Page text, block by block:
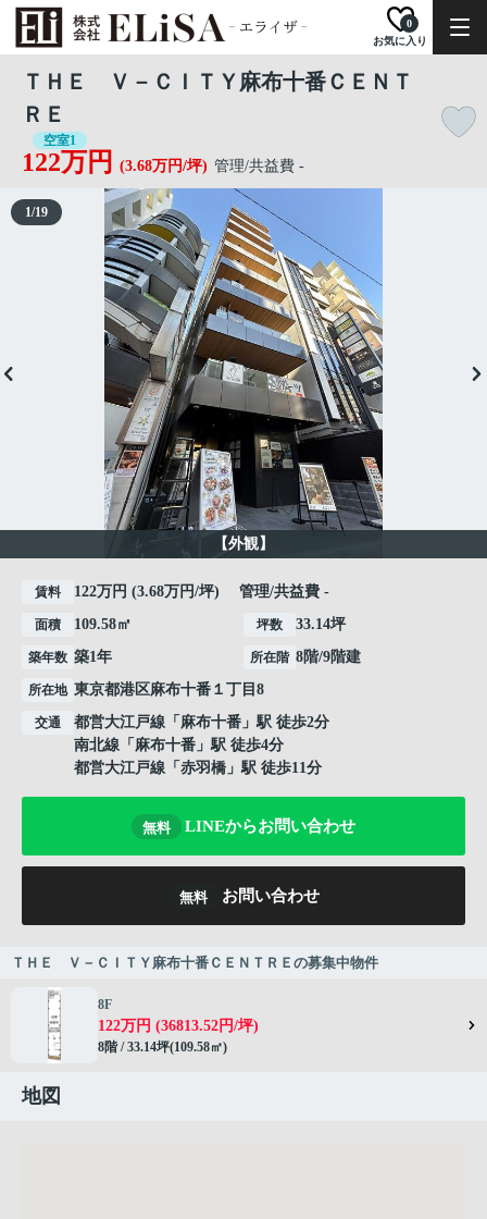
お気に入り
0
ＴＨＥ Ｖ－ＣＩＴＹ麻布十番ＣＥＮＴ
ＲＥ
空室1
122万円 (3.68万円/坪) 管理/共益費 -
【外観】
1/19
賃料 122万円 (3.68万円/坪) 管理/共益費 -
面積 109.58㎡ 坪数 33.14坪
築年数 築1年 所在階 8階/9階建
所在地 東京都港区麻布十番 １丁目8
交通 都営大江戸線 「 麻布十番 」駅 徒歩2分
南北線 「 麻布十番 」駅 徒歩4分
都営大江戸線 「 赤羽橋 」駅 徒歩11分
無料 LINEからお問い合わせ
無料 お問い合わせ
ＴＨＥ Ｖ－ＣＩＴＹ麻布十番ＣＥＮＴＲＥの募集中物件
8F
122万円 (36813.52円/坪)
8階 / 33.14坪(109.58㎡)
地図